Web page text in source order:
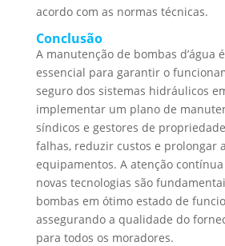
acordo com as normas técnicas.
Conclusão
A manutenção de bombas d’água
essencial para garantir o
seguro dos sistemas hidráulicos
implementar um plano de
síndicos e gestores de
falhas, reduzir custos e prolongar
equipamentos. A atenção
novas tecnologias são
bombas em ótimo estado de
assegurando a qualidade do
para todos os moradores.